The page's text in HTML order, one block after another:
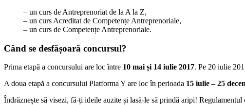
– un curs de Antreprenoriat de la A la Z,
– un curs Acreditat de Competențe Antreprenoriale,
– un curs de Competențe Antreprenoriale.
Când se desfășoară concursul?
Prima etapă a concursului are loc între 10 mai și 14 iulie 2017. Pe 20 iulie
A doua etapă a concursului Platforma Y are loc în perioada 15 iulie – 25
Îndrăznește să visezi, fă-ți ideile auzite și lasă-le să prindă aripi!